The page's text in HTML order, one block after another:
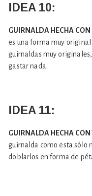
IDEA 10:
GUIRNALDA HECHA CON
es una forma muy
guirnaldas muy
gastar nada.
IDEA 11:
GUIRNALDA HECHA
guirnalda como esta sólo
doblarlos en forma de